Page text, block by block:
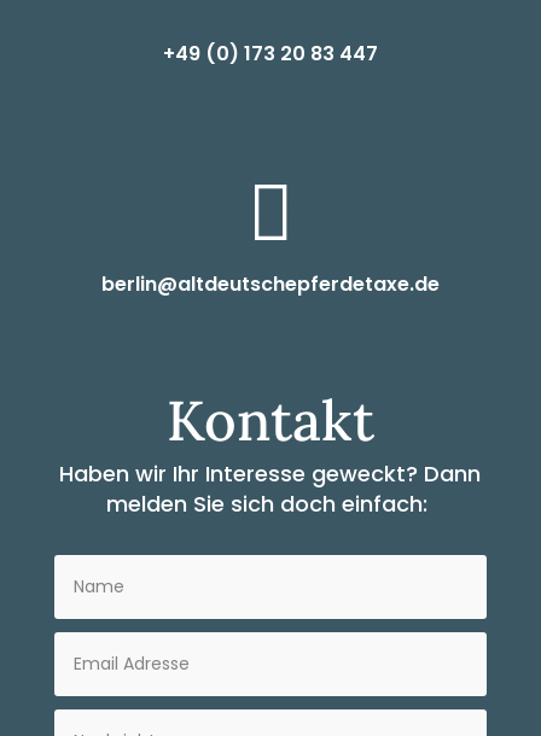
+49 (0) 173 20 83 447

berlin@altdeutschepferdetaxe.de
Kontakt
Haben wir Ihr Interesse geweckt? Dann
melden Sie sich doch einfach: